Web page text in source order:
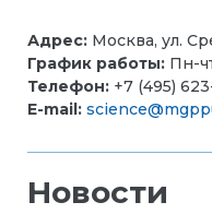
Адрес: Москва, ул.
График работы: Пн-
Телефон: +7 (495)
E-mail:
Новости